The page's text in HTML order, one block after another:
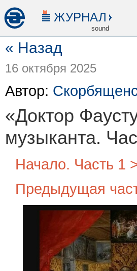
ЖУРНАЛ
sound
« Назад
16 октября 2025
Автор:
«Доктор
музыканта.
Начало. Часть 1
Предыдущая